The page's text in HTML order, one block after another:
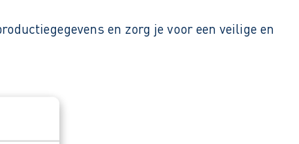
en zorg je voor een veilige en